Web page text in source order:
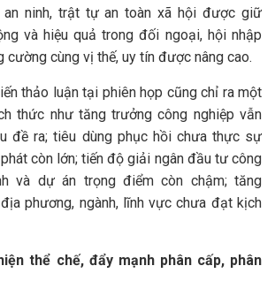
an ninh, trật tự an toàn xã hội được giữ
và hiệu quả trong đối ngoại, hội nhập
cùng vị thế, uy tín được nâng cao.
thảo luận tại phiên họp cũng chỉ ra một
thức như tăng trưởng công nghiệp vẫn
đề ra; tiêu dùng phục hồi chưa thực sự
còn lớn; tiến độ giải ngân đầu tư công
và dự án trọng điểm còn chậm; tăng
phương, ngành, lĩnh vực chưa đạt kịch
thể chế, đẩy mạnh phân cấp, phân